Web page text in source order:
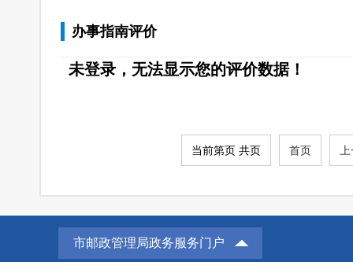
办事指南评价
未登录，无法显示您的评价数据！
当前第页 共页 首页
市邮政管理局政务服务门户